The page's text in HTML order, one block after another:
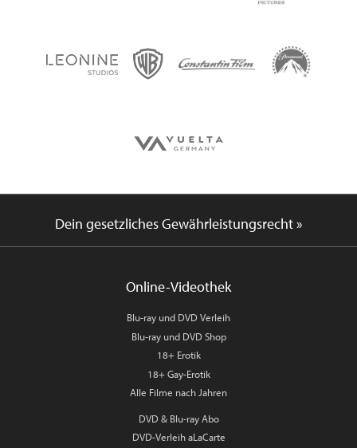
Dein gesetzliches Gewährleistungsrecht »
Online-Videothek
Blu-ray und DVD Verleih
Blu-ray und DVD Shop
18+ Erotik
18+ Gay-Erotik
Alle Filme nach Jahren
DVD & Blu-ray Abo
DVD-Verleih aLaCarte